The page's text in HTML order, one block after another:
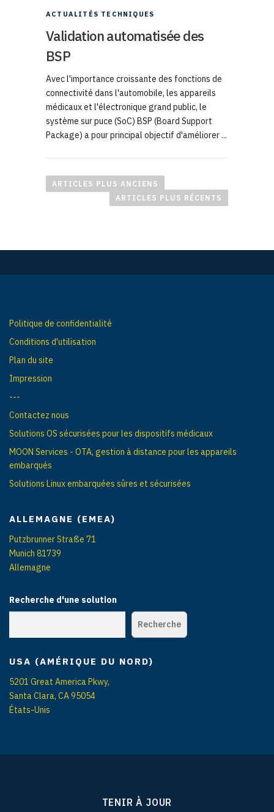
ACTUALITÉS TECHNIQUES
Validation automatisée des
BSP
Avec l'importance croissante des fonctions de
connectivité dans l'automobile, les appareils
médicaux et l'électronique grand public, le
système sur puce (SoC) BSP (Board Support
Package) a pour principal objectif d'améliorer ...
a
a
n
d
e
s
s
t
e
s
ARTICLES PLUS ANCIENS
ARTICLES PLUS RÉCENTS
Politique de confidentialité
Conditions d'utilisation
Plan du site
Impression
---
Contactez nous
Solutions OS sécurisées pour les dispositifs médicaux
MOON Services - OTA, gestion à distance pour les appareils
embarqués
Solutions Linux embarquées sûres et sécurisées
ALLEMAGNE (EMEA)
Putzbrunner Straße 71
Munich 81739
Allemagne
Recherche d'une solution
Recherche
USA (AMÉRIQUE DU NORD)
5201 Great America Pkwy,
Santa Clara, CA 95054
États-Unis
TENIR À JOUR